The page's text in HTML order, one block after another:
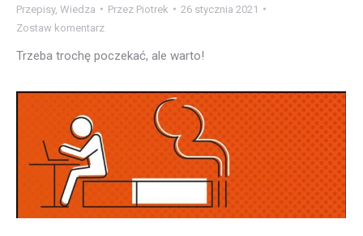
Przepisy, Wiedza Przez Piotrek
26 stycznia 2021
Zostaw komentarz
Trzeba trochę poczekać, ale warto!